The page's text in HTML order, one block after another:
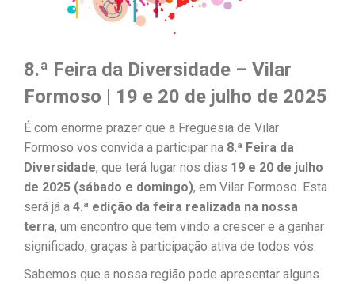
8.ª Feira da Diversidade – Vilar
Formoso | 19 e 20 de julho de 2025
É com enorme prazer que a Freguesia de Vilar
Formoso vos convida a participar na 8.ª Feira da
Diversidade, que terá lugar nos dias 19 e 20 de julho
de 2025 (sábado e domingo), em Vilar Formoso. Esta
será já a 4.ª edição da feira realizada na nossa
terra, um encontro que tem vindo a crescer e a ganhar
significado, graças à participação ativa de todos vós.
Sabemos que a nossa região pode apresentar alguns